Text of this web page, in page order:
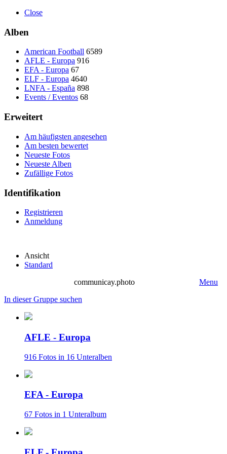
Close
Alben
American Football 6589
AFLE - Europa 916
EFA - Europa 67
ELF - Europa 4640
LNFA - España 898
Events / Eventos 68
Erweitert
Am häufigsten angesehen
Am besten bewertet
Neueste Fotos
Neueste Alben
Zufällige Fotos
Identifikation
Registrieren
Anmeldung
Ansicht
Standard
communicay.photo
Menu
In dieser Gruppe suchen
AFLE - Europa
916 Fotos in 16 Unteralben
EFA - Europa
67 Fotos in 1 Unteralbum